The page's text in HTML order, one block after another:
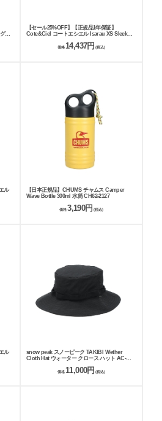
【セール25%OFF】【正規品1年保証】
Cote&Ciel コートエシエル Isarau XS Sleek
価格14,437円 (税込)
ル
【日本正規品】CHUMS チャムス Camper
Wave Bottle 300ml 水筒 CH62-2127
価格3,190円 (税込)
ル
snow peak スノーピーク TAKIBI Wether
Cloth Hat ウォーター クロース ハット AC-
価格 11,000円 (税込)